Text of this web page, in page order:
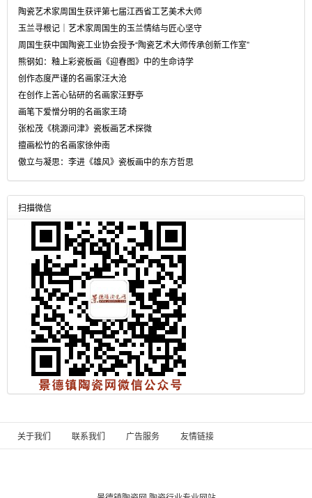
陶瓷艺术家周国生获评第七届江西省工艺美术大师
玉兰寻根记｜艺术家周国生的玉兰情结与匠心坚守
周国生获中国陶瓷工业协会授予“陶瓷艺术大师传承创新工作室”
熊钢如：釉上彩瓷板画《迎春图》中的生命诗学
创作态度严谨的名画家汪大沧
在创作上苦心钻研的名画家汪野亭
画笔下爱憎分明的名画家王琦
张松茂《桃源问津》瓷板画艺术探微
擅画松竹的名画家徐仲南
傲立与凝思：李进《雄风》瓷板画中的东方哲思
扫描微信
关于我们 联系我们 广告服务 友情链接